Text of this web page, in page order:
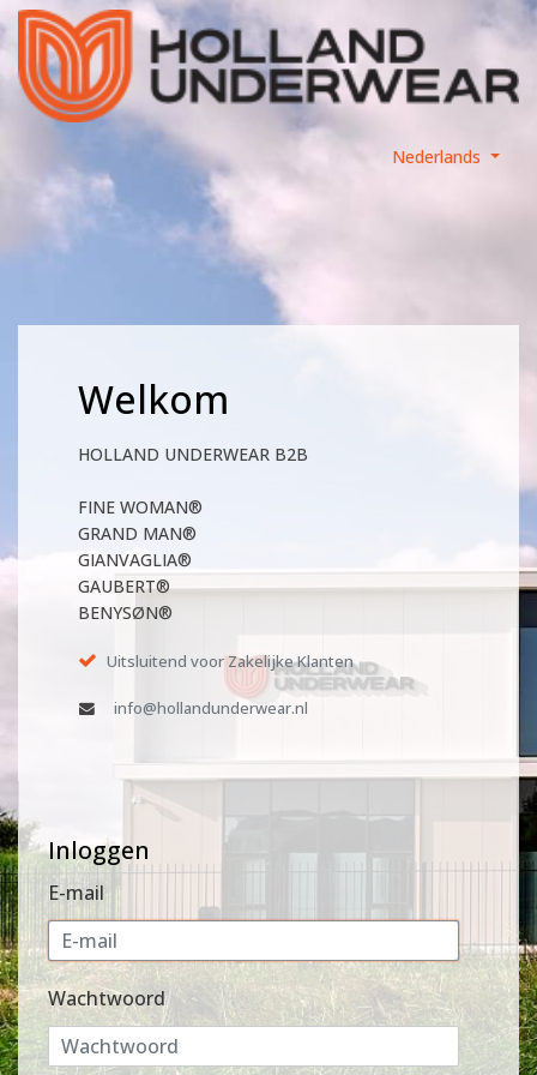
Nederlands
Welkom
HOLLAND UNDERWEAR B2B
FINE WOMAN®
GRAND MAN®
GIANVAGLIA®
GAUBERT®
BENYSØN®
Uitsluitend voor Zakelijke Klanten
info@hollandunderwear.nl
Inloggen
E-mail
Wachtwoord